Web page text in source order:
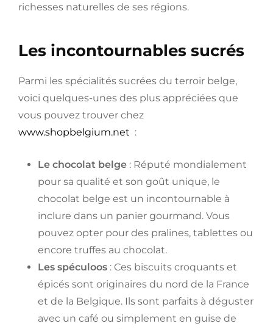
richesses naturelles de ses régions.
Les incontournables sucrés
Parmi les spécialités sucrées du terroir belge,
voici quelques-unes des plus appréciées que
vous pouvez trouver chez
www.shopbelgium.net :
Le chocolat belge : Réputé mondialement
pour sa qualité et son goût unique, le
chocolat belge est un incontournable à
inclure dans un panier gourmand. Vous
pouvez opter pour des pralines, tablettes ou
encore truffes au chocolat.
Les spéculoos : Ces biscuits croquants et
épicés sont originaires du nord de la France
et de la Belgique. Ils sont parfaits à déguster
avec un café ou simplement en guise de